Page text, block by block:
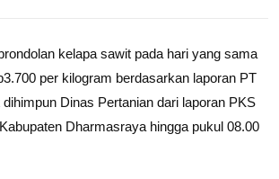
kelapa sawit pada hari yang sama
per kilogram berdasarkan laporan PT
Dinas Pertanian dari laporan PKS
Dharmasraya hingga pukul 08.00